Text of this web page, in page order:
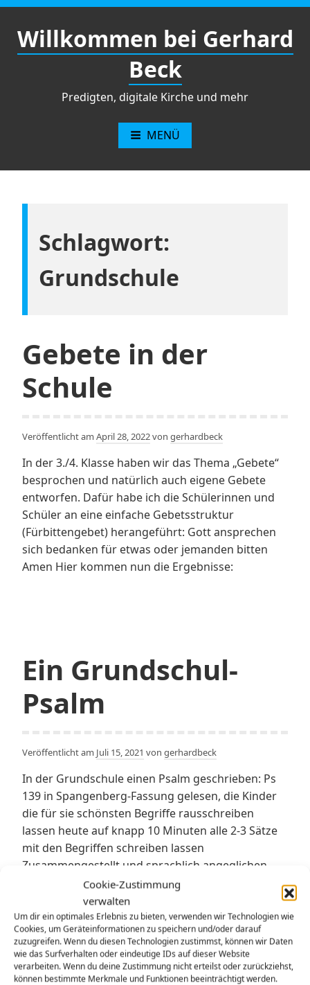
Cookie-Zustimmung
verwalten
Um dir ein optimales Erlebnis zu bieten, verwenden wir Technologien wie
Cookies, um Geräteinformationen zu speichern und/oder darauf
zuzugreifen. Wenn du diesen Technologien zustimmst, können wir Daten
wie das Surfverhalten oder eindeutige IDs auf dieser Website
verarbeiten. Wenn du deine Zustimmung nicht erteilst oder zurückziehst,
können bestimmte Merkmale und Funktionen beeinträchtigt werden.
Zum
springen
Willkommen bei Gerhard
Beck
Predigten, digitale Kirche und mehr
MENÜ
Schlagwort:
Grundschule
Gebete in der
Schule
Veröffentlicht am April 28, 2022von gerhardbeck
In der 3./4. Klasse haben wir das Thema „Gebete“
besprochen und natürlich auch eigene Gebete
entworfen. Dafür habe ich die Schülerinnen und
Schüler an eine einfache Gebetsstruktur
(Fürbittengebet) herangeführt: Gott ansprechen
sich bedanken für etwas oder jemanden bitten
Amen Hier kommen nun die Ergebnisse:
Ein Grundschul-
Psalm
Veröffentlicht am Juli 15, 2021 von gerhardbeck
In der Grundschule einen Psalm geschrieben: Ps
139 in Spangenberg-Fassung gelesen, die Kinder
die für sie schönsten Begriffe rausschreiben
lassen heute auf knapp 10 Minuten alle 2-3 Sätze
mit den Begriffen schreiben lassen
Zusammengestellt und sprachlich angeglichen
habe ich es. Bin aber sehr zufrieden: „Gott
begleitet mich immer“ Vor dir, Gott, öffne ich mein
Heiz…WeiterlesenEin
Grundschul-
Psalm